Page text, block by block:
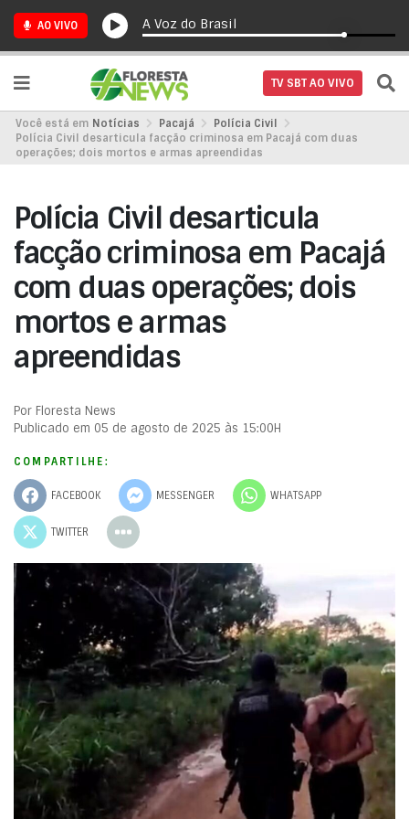
AO VIVO A Voz do Brasil
TV SBT AO VIVO
Você está em Notícias Pacajá
Polícia Civil
Polícia Civil desarticula facção criminosa em Pacajá com duas
operações; dois mortos e armas apreendidas
Polícia Civil desarticula
facção criminosa em Pacajá
com duas operações; dois
mortos e armas
apreendidas
Por Floresta News
Publicado em 05 de agosto de 2025 às 15:00H
COMPARTILHE:
FACEBOOK MESSENGER WHATSAPP
TWITTER